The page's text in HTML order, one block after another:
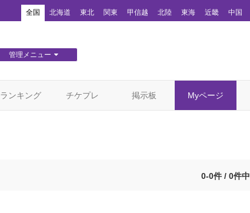
全国 北海道 東北 関東 甲信越 北陸 東海 近畿 中国
管理メニュー
ランキング チケプレ 掲示板 Myページ
0-0件 / 0件中